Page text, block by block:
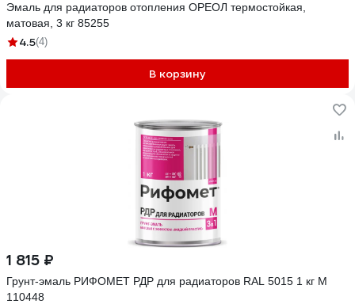
Эмаль для радиаторов отопления ОРЕОЛ термостойкая,
матовая, 3 кг 85255
4.5(4)
В корзину
1 815 ₽
Грунт-эмаль РИФОМЕТ РДР для радиаторов RAL 5015 1 кг М
110448